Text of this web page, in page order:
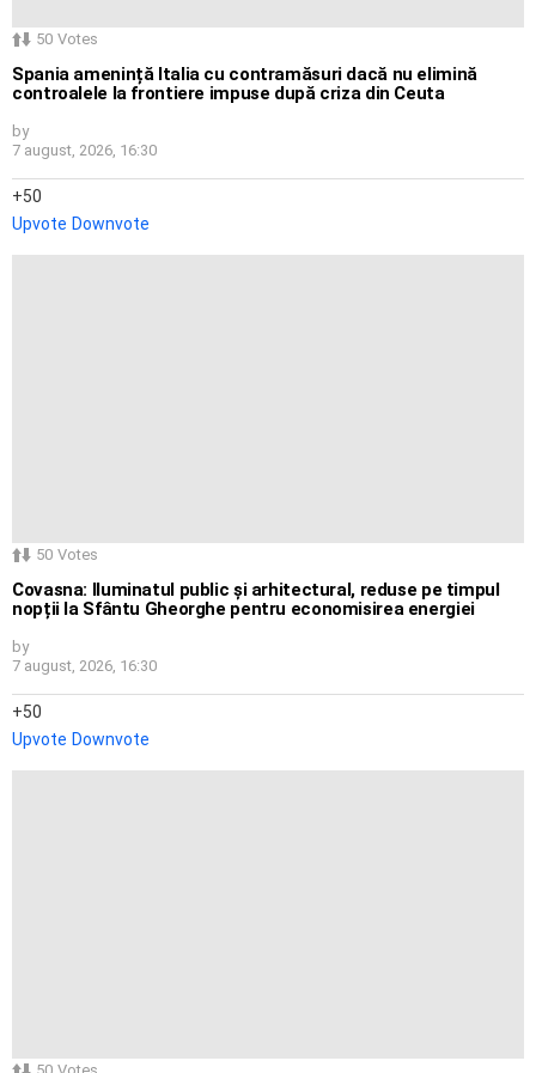
50 Votes
Spania amenință Italia cu contramăsuri dacă nu elimină
controalele la frontiere impuse după criza din Ceuta
by
7 august, 2026, 16:30
50
Upvote Downvote
50 Votes
Covasna: Iluminatul public și arhitectural, reduse pe timpul
nopții la Sfântu Gheorghe pentru economisirea energiei
by
7 august, 2026, 16:30
50
Upvote Downvote